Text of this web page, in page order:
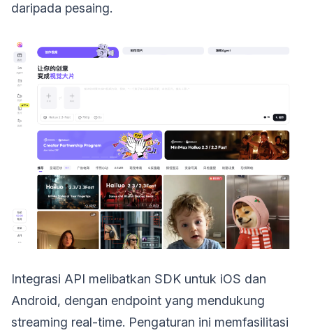
daripada pesaing.
Integrasi API melibatkan SDK untuk iOS dan
Android, dengan endpoint yang mendukung
streaming real-time. Pengaturan ini memfasilitasi